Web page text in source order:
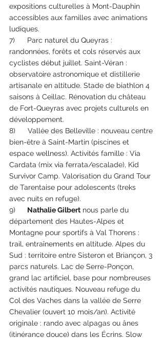
expositions culturelles à Mont-Dauphin
accessibles aux familles avec animations
ludiques.
7)      Parc naturel du Queyras :
randonnées, forêts et cols réservés aux
cyclistes début juillet. Saint-Véran :
observatoire astronomique et distillerie
artisanale en altitude. Stade de biathlon 4
saisons à Ceillac. Rénovation du château
de Fort-Queyras avec projets culturels en
développement.
8)      Vallée des Belleville : nouveau centre
bien-être à Saint-Martin (piscines et
espace wellness). Activités famille : Via
Cardata (mix via ferrata/escalade), Kid
Survivor Camp. Valorisation du Grand Tour
de Tarentaise pour adolescents (treks
avec nuits en refuge).
9)
Nathalie Gilbert nous parle du
département des Hautes-Alpes et
Montagne pour sportifs à Val Thorens :
trail, entraînements en altitude. Alpes du
Sud : territoire entre Sisteron et Briançon, 3
parcs naturels. Lac de Serre-Ponçon,
grand lac artificiel, base pour nombreuses
activités nautiques. Nouveau refuge du
Col des Vaches dans la vallée de Serre
Chevalier (ouvert 10 mois/an). Activité
originale : rando avec alpagas ou ânes
(itinérance douce) dans les Écrins. Slow